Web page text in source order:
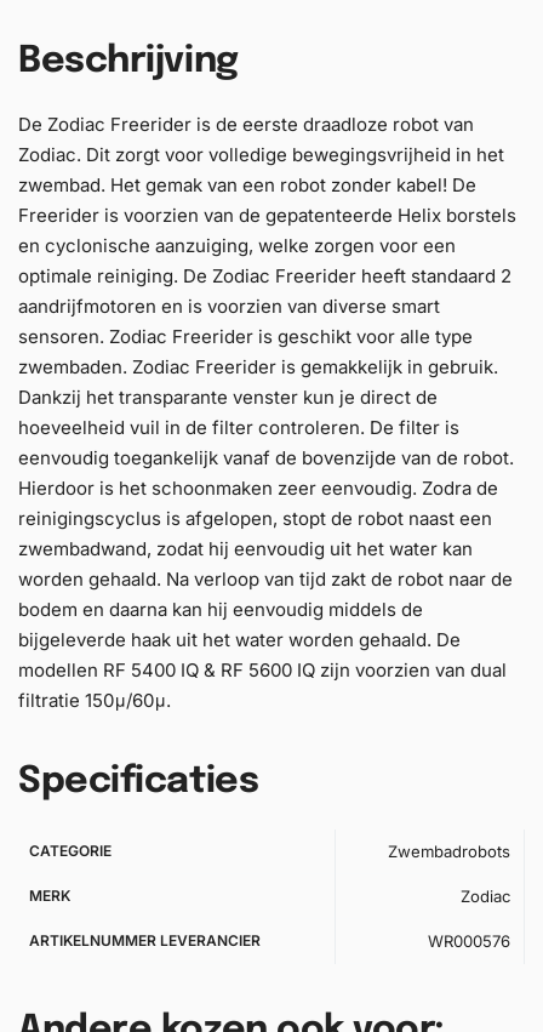
Beschrijving
De Zodiac Freerider is de eerste draadloze robot van
Zodiac. Dit zorgt voor volledige bewegingsvrijheid in het
zwembad. Het gemak van een robot zonder kabel! De
Freerider is voorzien van de gepatenteerde Helix borstels
en cyclonische aanzuiging, welke zorgen voor een
optimale reiniging. De Zodiac Freerider heeft standaard 2
aandrijfmotoren en is voorzien van diverse smart
sensoren. Zodiac Freerider is geschikt voor alle type
zwembaden. Zodiac Freerider is gemakkelijk in gebruik.
Dankzij het transparante venster kun je direct de
hoeveelheid vuil in de filter controleren. De filter is
eenvoudig toegankelijk vanaf de bovenzijde van de robot.
Hierdoor is het schoonmaken zeer eenvoudig. Zodra de
reinigingscyclus is afgelopen, stopt de robot naast een
zwembadwand, zodat hij eenvoudig uit het water kan
worden gehaald. Na verloop van tijd zakt de robot naar de
bodem en daarna kan hij eenvoudig middels de
bijgeleverde haak uit het water worden gehaald. De
modellen RF 5400 IQ & RF 5600 IQ zijn voorzien van dual
filtratie 150μ/60μ.
Specificaties
CATEGORIE Zwembadrobots
MERK Zodiac
ARTIKELNUMMER LEVERANCIER WR000576